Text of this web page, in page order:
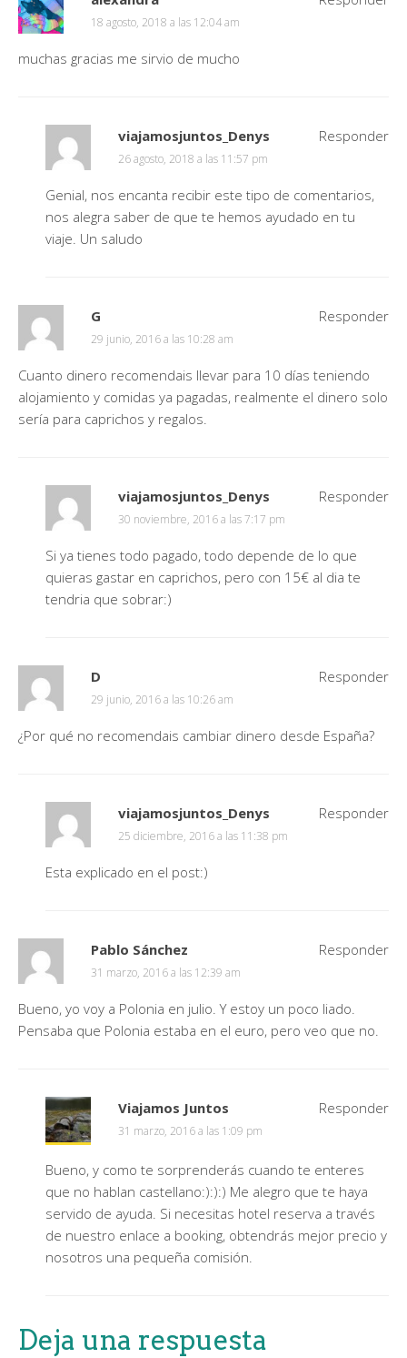
18 agosto, 2018 a las 12:04 am
muchas gracias me sirvio de mucho
viajamosjuntos_Denys
26 agosto, 2018 a las 11:57 pm
Genial, nos encanta recibir este tipo de comentarios,
nos alegra saber de que te hemos ayudado en tu
viaje. Un saludo
Responder
G
29 junio, 2016 a las 10:28 am
Cuanto dinero recomendais llevar para 10 días teniendo
alojamiento y comidas ya pagadas, realmente el dinero solo
sería para caprichos y regalos.
Responder
viajamosjuntos_Denys
30 noviembre, 2016 a las 7:17 pm
Si ya tienes todo pagado, todo depende de lo que
quieras gastar en caprichos, pero con 15€ al dia te
tendria que sobrar:)
Responder
D
29 junio, 2016 a las 10:26 am
¿Por qué no recomendais cambiar dinero desde España?
Responder
viajamosjuntos_Denys
25 diciembre, 2016 a las 11:38 pm
Esta explicado en el post:)
Responder
Pablo Sánchez
31 marzo, 2016 a las 12:39 am
Bueno, yo voy a Polonia en julio. Y estoy un poco liado.
Pensaba que Polonia estaba en el euro, pero veo que no.
Responder
Viajamos Juntos
31 marzo, 2016 a las 1:09 pm
Bueno, y como te sorprenderás cuando te enteres
que no hablan castellano:):):) Me alegro que te haya
servido de ayuda. Si necesitas hotel reserva a través
de nuestro enlace a booking, obtendrás mejor precio y
nosotros una pequeña comisión.
Responder
Deja una respuesta